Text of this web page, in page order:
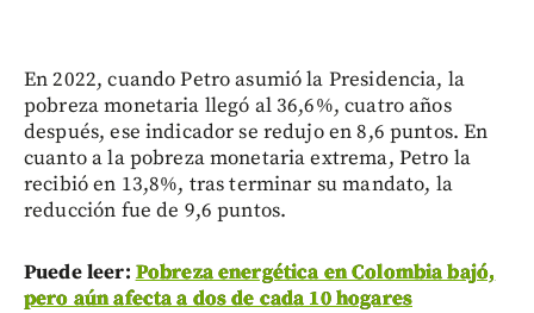
En 2022, cuando Petro asumió la Presidencia, la
pobreza monetaria llegó al 36,6%, cuatro años
después, ese indicador se redujo en 8,6 puntos. En
cuanto a la pobreza monetaria extrema, Petro la
recibió en 13,8%, tras terminar su mandato, la
reducción fue de 9,6 puntos.
Puede leer: Pobreza energética en Colombia bajó,
pero aún afecta a dos de cada 10 hogares